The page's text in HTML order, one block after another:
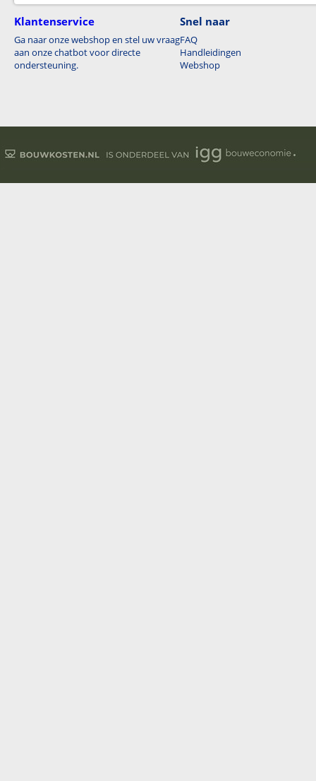
Klantenservice
Ga naar onze webshop en stel uw vraag
aan onze chatbot voor directe
ondersteuning.
Snel naar
FAQ
Handleidingen
Webshop